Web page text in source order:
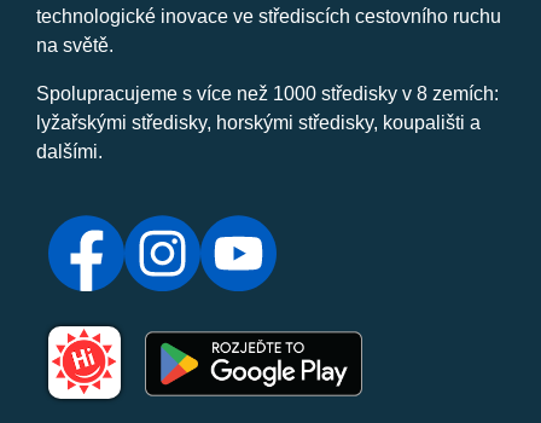
technologické inovace ve střediscích cestovního ruchu
na světě.
Spolupracujeme s více než 1000 středisky v 8 zemích:
lyžařskými středisky, horskými středisky, koupališti a
dalšími.